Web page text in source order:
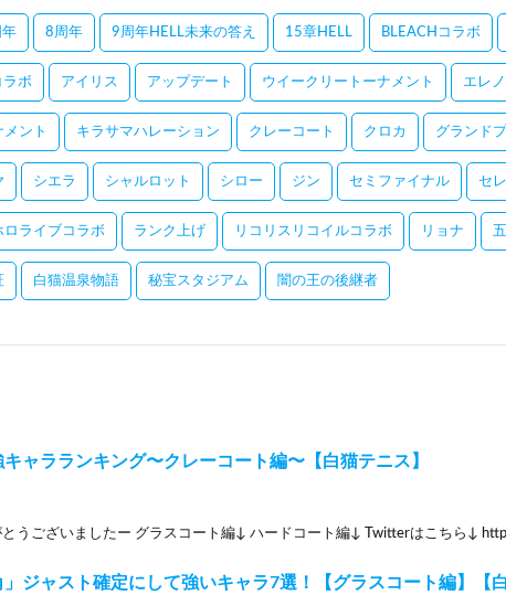
年 8周年 9周年HELL未来の答え 15章HELL BLEACHコラボ
ラボ アイリス アップデート ウイークリートーナメント エレ
ント キラサマハレーション クレーコート クロカ グランド
シエラ シャルロット シロー ジン セミファイナル セ
ロライブコラボ ランク上げ リコリスリコイルコラボ リョナ
白猫温泉物語 秘宝スタジアム 闇の王の後継者
ャラランキング〜クレーコート編〜【白猫テニス】
うございましたー グラスコート編↓ ハードコート編↓ Twitterはこちら↓
」ジャスト確定にして強いキャラ7選！【グラスコート編】【